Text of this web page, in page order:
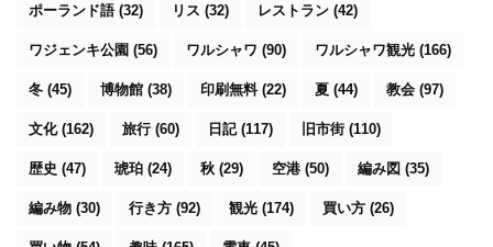
ポーランド語(32) リス (32) レストラン (42)
ワジェンキ公園 (56) ワルシャワ (90) ワルシャワ観光 (166)
冬 (45) 博物館 (38) 印刷無料(22) 夏 (44) 教会 (97)
文化(162) 旅行 (60) 日記(117) 旧市街 (110)
歴史 (47) 琥珀 (24) 秋 (29) 空港 (50) 編み図 (35)
編み物 (30) 行き方 (92) 観光 (174) 買い方 (26)